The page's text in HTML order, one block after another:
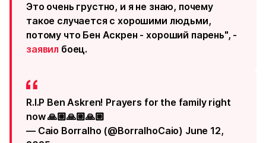
Это очень грустно, и я не знаю, почему
такое случается с хорошими людьми,
потому что Бен Аскрен - хороший парень", -
заявил боец.
R.I.P Ben Askren! Prayers for the family right
now 🙏🏼🙏🏼🙏🏼
— Caio Borralho (@BorralhoCaio) June 12,